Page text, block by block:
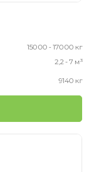
15000 - 17000 кг
2,2 - 7 м³
9140 кг